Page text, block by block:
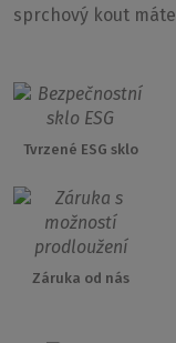
sprchový kout máte
Tvrzené ESG sklo
Záruka od nás